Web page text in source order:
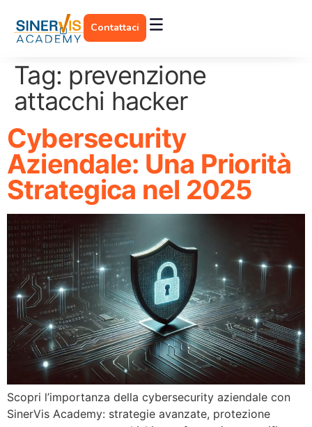
Contattaci
Tag: prevenzione
attacchi hacker
Cybersecurity
Aziendale: Una Priorità
Strategica nel 2025
Scopri l’importanza della cybersecurity aziendale con
SinerVis Academy: strategie avanzate, protezione